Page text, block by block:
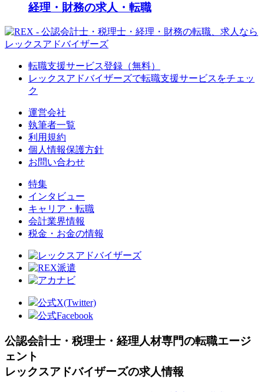
経理・財務の求人・転職
転職支援サービス登録（無料）
レックスアドバイザーズで転職支援サービスをチェッ
ク
運営会社
執筆者一覧
利用規約
個人情報保護方針
お問い合わせ
特集
インタビュー
キャリア・転職
会計業界情報
税金・お金の情報
公式X(Twitter)
公式Facebook
公認会計士・税理士・経理人材専門の転職エージ
ェント
レックスアドバイザーズの求人情報